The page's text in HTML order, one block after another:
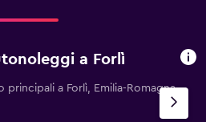
a Forlì
a Forlì, Emilia-Romagna